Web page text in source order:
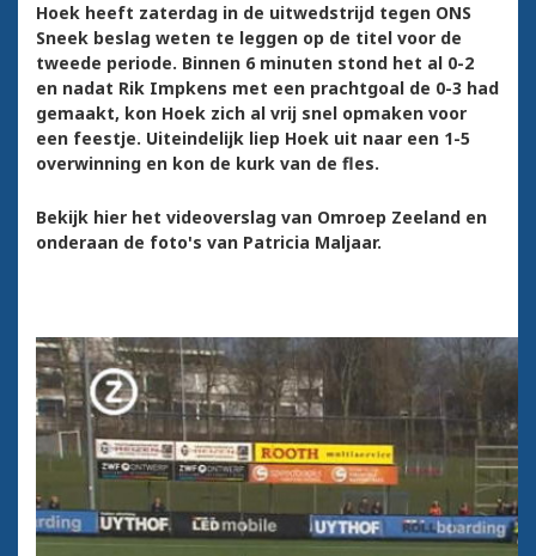
Hoek heeft zaterdag in de uitwedstrijd tegen ONS
Sneek beslag weten te leggen op de titel voor de
tweede periode. Binnen 6 minuten stond het al 0-2
en nadat Rik Impkens met een prachtgoal de 0-3 had
gemaakt, kon Hoek zich al vrij snel opmaken voor
een feestje. Uiteindelijk liep Hoek uit naar een 1-5
overwinning en kon de kurk van de fles.
Bekijk hier het videoverslag van Omroep Zeeland en
onderaan de foto's van Patricia Maljaar.